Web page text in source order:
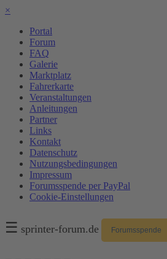
×
Portal
Forum
FAQ
Galerie
Marktplatz
Fahrerkarte
Veranstaltungen
Anleitungen
Partner
Links
Kontakt
Datenschutz
Nutzungsbedingungen
Impressum
Forumsspende per PayPal
Cookie-Einstellungen
☰ sprinter-forum.de Forumsspende